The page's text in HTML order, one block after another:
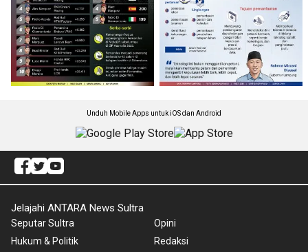
Unduh Mobile Apps untuk iOS dan Android
Jelajahi ANTARA News Sultra
Seputar Sultra
Hukum & Politik
Opini
Redaksi